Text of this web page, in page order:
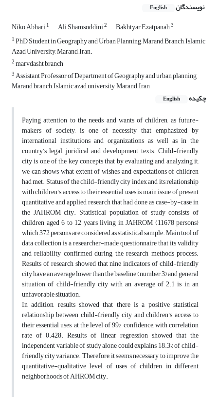
نویسندگان English
Niko Abhari1 Ali Shamsoddini2 Bakhtyar Ezatpanah3
1PhD Student in Geography and Urban Planning, Marand Branch, Islamic
Azad University, Marand, Iran.
2marvdasht branch
3Assistant Professor of Department of Geography and urban planning,
Marand branch, Islamic azad university, Marand, Iran
چکیده
English
Paying attention to the needs and wants of children, as future-
makers of society, is one of necessity that emphasized by
international institutions and organizations as well as in the
country’s legal, juridical and development texts. Child-friendly
city is one of the key concepts that by evaluating and analyzing it,
we can shows what extent of wishes and expectations of children
had met. Status of the child-friendly city index and its relationship
with children's access to their essential uses is main issue of present
quantitative and applied research that had done as case-by-case in
the JAHROM city. Statistical population of study consists of
children aged 6 to 12 years living in JAHROM (11678 persons)
which 372 persons are considered as statistical sample. Main tool of
data collection is a researcher-made questionnaire that its validity
and reliability confirmed during the research methods process.
Results of research showed that nine indicators of child-friendly
city have an average lower than the baseline (number 3) and general
situation of child-friendly city with an average of 2.1 is in an
unfavorable situation.
In addition, results showed that there is a positive statistical
relationship between child-friendly city and children's access to
their essential uses, at the level of 99% confidence, with correlation
rate of 0.428. Results of linear regression showed that the
independent variable of study alone could explains 18.3% of child-
friendly city variance. Therefore, it seems necessary to improve the
quantitative-qualitative level of uses of children in different
neighborhoods of AHROM city.